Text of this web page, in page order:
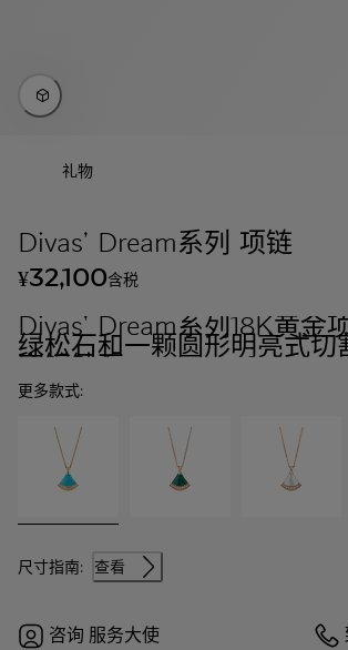
礼物
Divas’ Dream系列 项链
¥32,100含税
Divas' Dream系列18K黄金
绿松石和一颗圆形明亮式切
密镶钻石
更多款式:
尺寸指南: 查看
咨询 服务大使